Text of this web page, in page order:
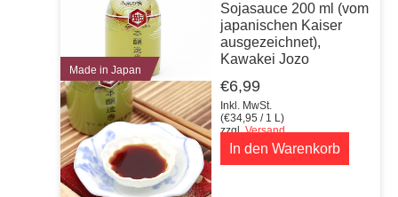
Made in Japan
Sojasauce 200 ml (vom
japanischen Kaiser
ausgezeichnet),
Kawakei Jozo
€6,99
Inkl. MwSt.
(€34,95 / 1 L)
zzgl.Versand
In den Warenkorb